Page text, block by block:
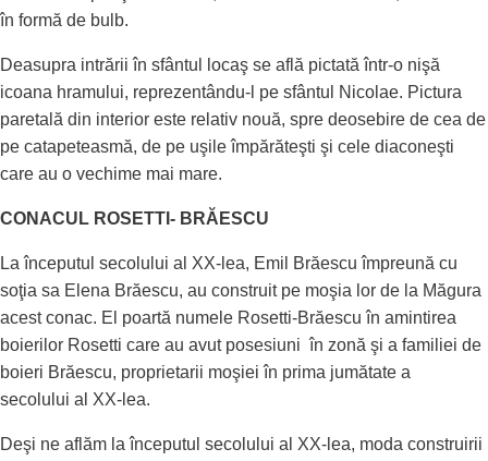
în formă de bulb.
Deasupra intrării în sfântul locaş se află pictată într-o nişă
icoana hramului, reprezentându-l pe sfântul Nicolae. Pictura
paretală din interior este relativ nouă, spre deosebire de cea de
pe catapeteasmă, de pe uşile împărăteşti şi cele diaconeşti
care au o vechime mai mare.
CONACUL ROSETTI- BRĂESCU
La începutul secolului al XX-lea, Emil Brăescu împreună cu
soţia sa Elena Brăescu, au construit pe moşia lor de la Măgura
acest conac. El poartă numele Rosetti-Brăescu în amintirea
boierilor Rosetti care au avut posesiuni în zonă şi a familiei de
boieri Brăescu, proprietarii moşiei în prima jumătate a
secolului al XX-lea.
Deşi ne aflăm la începutul secolului al XX-lea, moda construirii